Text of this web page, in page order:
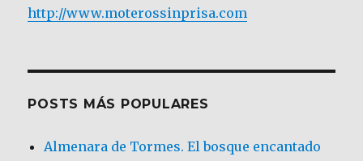
http://www.moterossinprisa.com
POSTS MÁS POPULARES
Almenara de Tormes. El bosque encantado